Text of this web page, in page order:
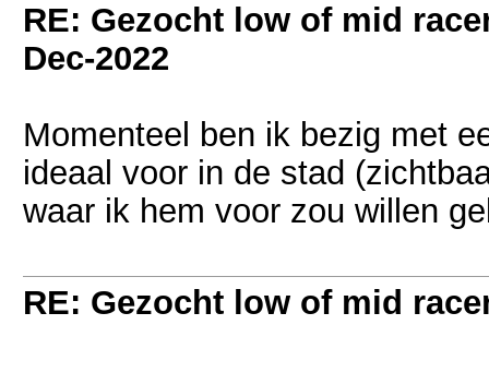
RE: Gezocht low of mid
Dec-2022
Momenteel ben ik bezig met
ideaal voor in de stad
waar ik hem voor zou willen
RE: Gezocht low of mid